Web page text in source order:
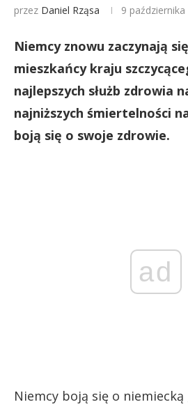
przez Daniel Rząsa 9 października
Niemcy znowu zaczynają
mieszkańcy kraju
najlepszych służb zdrowia
najniższych śmiertelności
boją się o swoje zdrowie.
ad
Niemcy boją się o